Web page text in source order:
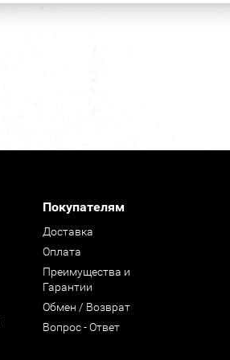
Покупателям
Доставка
Оплата
Преимущества и
Гарантии
Обмен / Возврат
Вопрос - Ответ